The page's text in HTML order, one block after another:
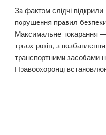
За фактом слідчі
порушення правил
Максимальне покарання
трьох років, з
транспортними засобами
Правоохоронці